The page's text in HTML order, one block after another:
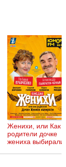
Женихи, или Как
родители дочке
жениха выбирали